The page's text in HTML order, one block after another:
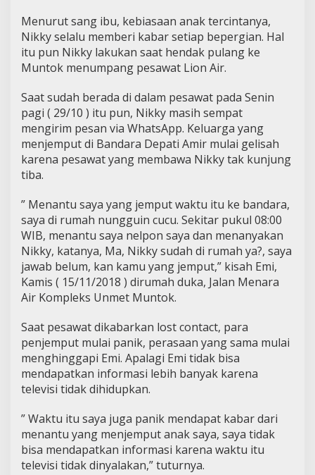
Menurut sang ibu, kebiasaan anak tercintanya,
Nikky selalu memberi kabar setiap bepergian. Hal
itu pun Nikky lakukan saat hendak pulang ke
Muntok menumpang pesawat Lion Air.
Saat sudah berada di dalam pesawat pada Senin
pagi ( 29/10 ) itu pun, Nikky masih sempat
mengirim pesan via WhatsApp. Keluarga yang
menjemput di Bandara Depati Amir mulai gelisah
karena pesawat yang membawa Nikky tak kunjung
tiba.
” Menantu saya yang jemput waktu itu ke bandara,
saya di rumah nungguin cucu. Sekitar pukul 08:00
WIB, menantu saya nelpon saya dan menanyakan
Nikky, katanya, Ma, Nikky sudah di rumah ya?, saya
jawab belum, kan kamu yang jemput,” kisah Emi,
Kamis ( 15/11/2018 ) dirumah duka, Jalan Menara
Air Kompleks Unmet Muntok.
Saat pesawat dikabarkan lost contact, para
penjemput mulai panik, perasaan yang sama mulai
menghinggapi Emi. Apalagi Emi tidak bisa
mendapatkan informasi lebih banyak karena
televisi tidak dihidupkan.
” Waktu itu saya juga panik mendapat kabar dari
menantu yang menjemput anak saya, saya tidak
bisa mendapatkan informasi karena waktu itu
televisi tidak dinyalakan,” tuturnya.